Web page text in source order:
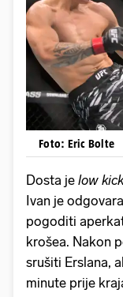
Foto: Eric Bolte
Dosta je low
Ivan je
pogoditi
krošea. Nakon
srušiti Erslana,
minute prije